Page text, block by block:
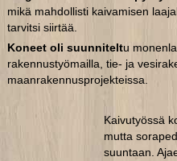
mikä mahdollisti kaivamisen
tarvitsi siirtää.
Koneet oli suunniteltu
rakennustyömailla, tie- ja
maanrakennusprojekteissa.
Kaivutyössä
mutta
suuntaan.